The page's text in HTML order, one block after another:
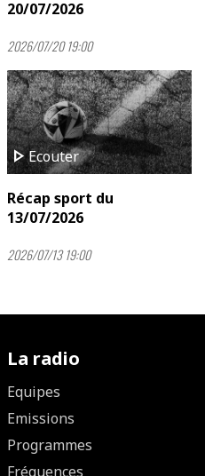
20/07/2026
2026/07/20 19:00
play_arrowEcouter
Récap sport du
13/07/2026
2026/07/13 19:00
La radio
Equipes
Emissions
Programmes
Fréquences